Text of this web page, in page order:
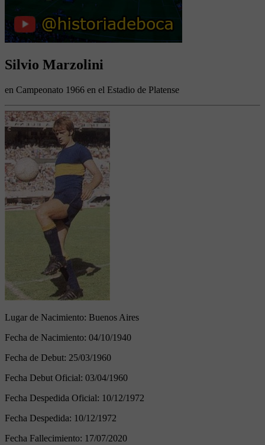
Silvio Marzolini
en Campeonato 1966 en el Estadio de Platense
Lugar de Nacimiento: Buenos Aires
Fecha de Nacimiento: 04/10/1940
Fecha de Debut: 25/03/1960
Fecha Debut Oficial: 03/04/1960
Fecha Despedida Oficial: 10/12/1972
Fecha Despedida: 10/12/1972
Fecha Fallecimiento: 17/07/2020